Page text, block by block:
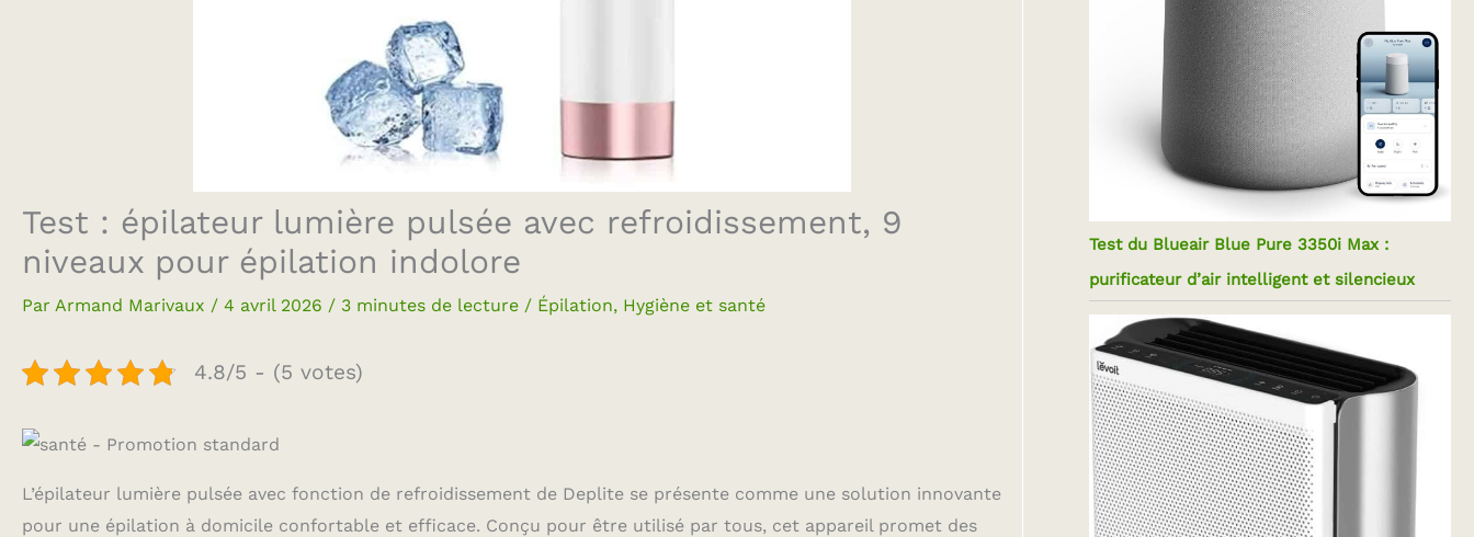
Test : épilateur lumière pulsée avec refroidissement, 9
niveaux pour épilation indolore
Par Armand Marivaux / 4 avril 2026 / 3 minutes de lecture / Épilation, Hygiène et santé
4.8/5 - (5 votes)
L’épilateur lumière pulsée avec fonction de refroidissement de Deplite se présente comme une solution innovante
pour une épilation à domicile confortable et efficace. Conçu pour être utilisé par tous, cet appareil promet des
Test du Blueair Blue Pure 3350i Max :
purificateur d’air intelligent et silencieux